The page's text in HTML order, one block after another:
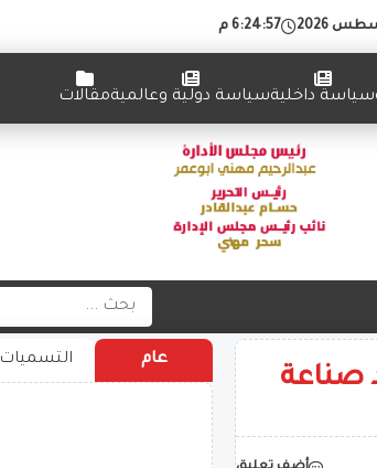
6:24:58 م
سياسة داخليةسياسة دولية وعالميةمقالات
صناعة
عام التسميات